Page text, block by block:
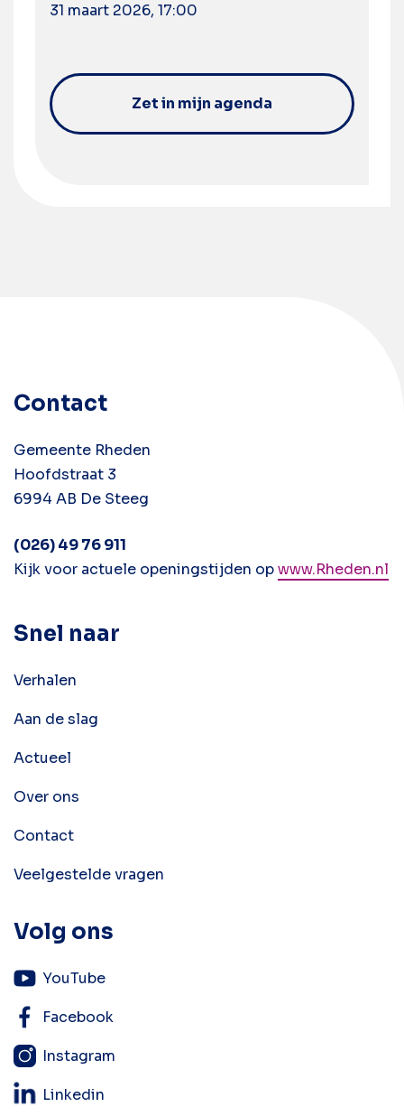
31 maart 2026, 17:00
Zet in mijn agenda
Contact
Gemeente Rheden
Hoofdstraat 3
6994 AB De Steeg
(026) 49 76 911
Kijk voor actuele openingstijden opwww.Rheden.nl
Snel naar
Verhalen
Aan de slag
Actueel
Over ons
Contact
Veelgestelde vragen
Volg ons
YouTube
Facebook
Instagram
Linkedin